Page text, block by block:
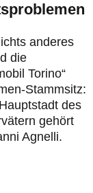
anderes
die
Torino“
Stammsitz:
des
gehört
Agnelli.